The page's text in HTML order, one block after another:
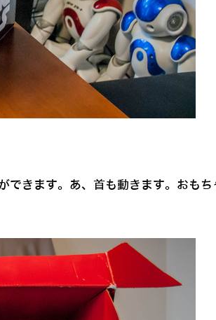
きます。あ、首も動きます。おもち